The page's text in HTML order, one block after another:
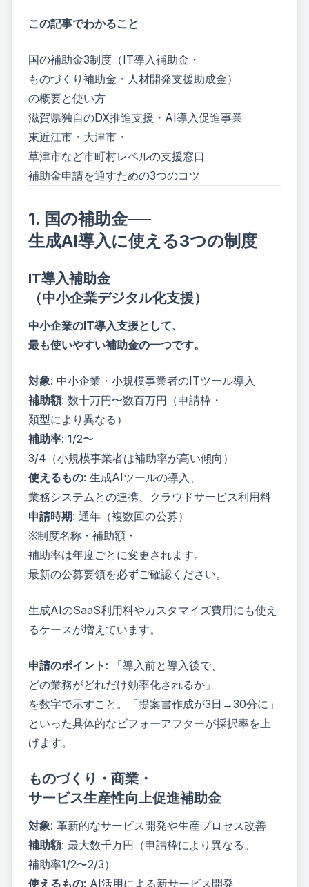
この記事でわかること
国の補助金3制度（IT導入補助金・
ものづくり補助金・人材開発支援助成金）
の概要と使い方
滋賀県独自のDX推進支援・AI導入促進事業
東近江市・大津市・
草津市など市町村レベルの支援窓口
補助金申請を通すための3つのコツ
1. 国の補助金──
生成AI導入に使える3つの制度
IT導入補助金
（中小企業デジタル化支援）
中小企業のIT導入支援として、
最も使いやすい補助金の一つです。
対象: 中小企業・小規模事業者のITツール導入
補助額: 数十万円〜数百万円（申請枠・
類型により異なる）
補助率: 1/2〜
3/4（小規模事業者は補助率が高い傾向）
使えるもの: 生成AIツールの導入、
業務システムとの連携、クラウドサービス利用料
申請時期: 通年（複数回の公募）
※制度名称・補助額・
補助率は年度ごとに変更されます。
最新の公募要領を必ずご確認ください。
生成AIのSaaS利用料やカスタマイズ費用にも使え
るケースが増えています。
申請のポイント : 「導入前と導入後で、
どの業務がどれだけ効率化されるか」
を数字で示すこと。「提案書作成が3日→30分に」
といった具体的なビフォーアフターが採択率を上
げます。
ものづくり・商業・
サービス生産性向上促進補助金
対象: 革新的なサービス開発や生産プロセス改善
補助額: 最大数千万円（申請枠により異なる。
補助率1/2〜2/3）
使えるもの: AI活用による新サービス開発、